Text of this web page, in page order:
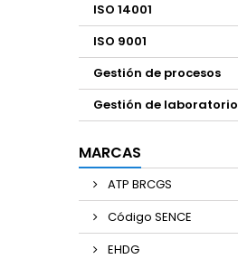
ISO 14001
ISO 9001
Gestión de procesos
Gestión de laboratorio
MARCAS
ATP BRCGS
Código SENCE
EHDG